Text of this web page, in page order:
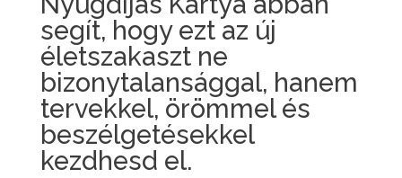
segít, hogy ezt az új
életszakaszt ne
bizonytalansággal, hanem
tervekkel, örömmel és
beszélgetésekkel
kezdhesd el.